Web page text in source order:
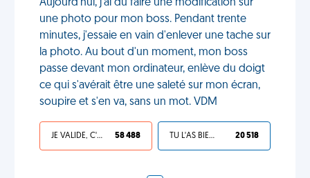
Aujourd'hui, j'ai dû faire une modification sur
une photo pour mon boss. Pendant trente
minutes, j'essaie en vain d'enlever une tache sur
la photo. Au bout d'un moment, mon boss
passe devant mon ordinateur, enlève du doigt
ce qui s'avérait être une saleté sur mon écran,
soupire et s'en va, sans un mot. VDM
JE VALIDE, C'EST UNE VDM 58 488 TU L'AS BIEN MÉRITÉ 20 518